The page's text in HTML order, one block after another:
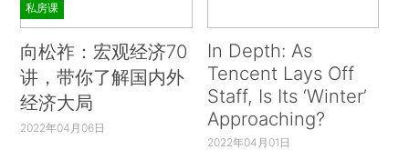
私房课
向松祚：宏观经济70
讲，带你了解国内外
经济大局
2022年04月06日
In Depth: As
Tencent Lays Off
Staff, Is Its ‘Winter’
Approaching?
2022年04月01日